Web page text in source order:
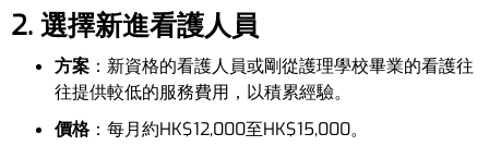
2. 選擇新進看護人員
方案 ：新資格的看護人員或剛從護理學校畢業的看護往
往提供較低的服務費用，以積累經驗。
價格：每月約HK$12,000至HK$15,000。